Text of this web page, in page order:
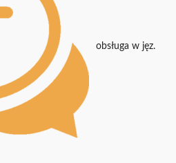
obsługa w jęz.